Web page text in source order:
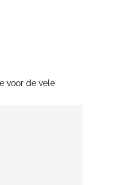
voor de vele